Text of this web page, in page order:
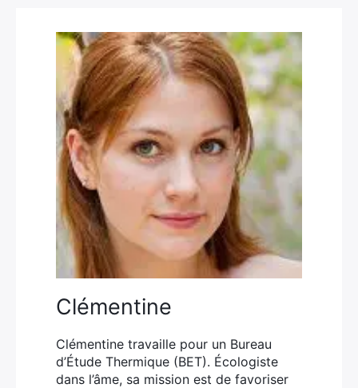
Clémentine
Clémentine travaille pour un Bureau
d’Étude Thermique (BET). Écologiste
dans l’âme, sa mission est de favoriser